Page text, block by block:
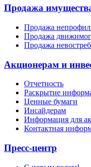
Продажа
Продажа
Продажа
Продажа
Акционерам и
Отчетность
Раскрытие
Ценные бумаги
Инсайдерам
Информация для
Контактная
Пресс-центр